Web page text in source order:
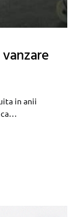
in anii